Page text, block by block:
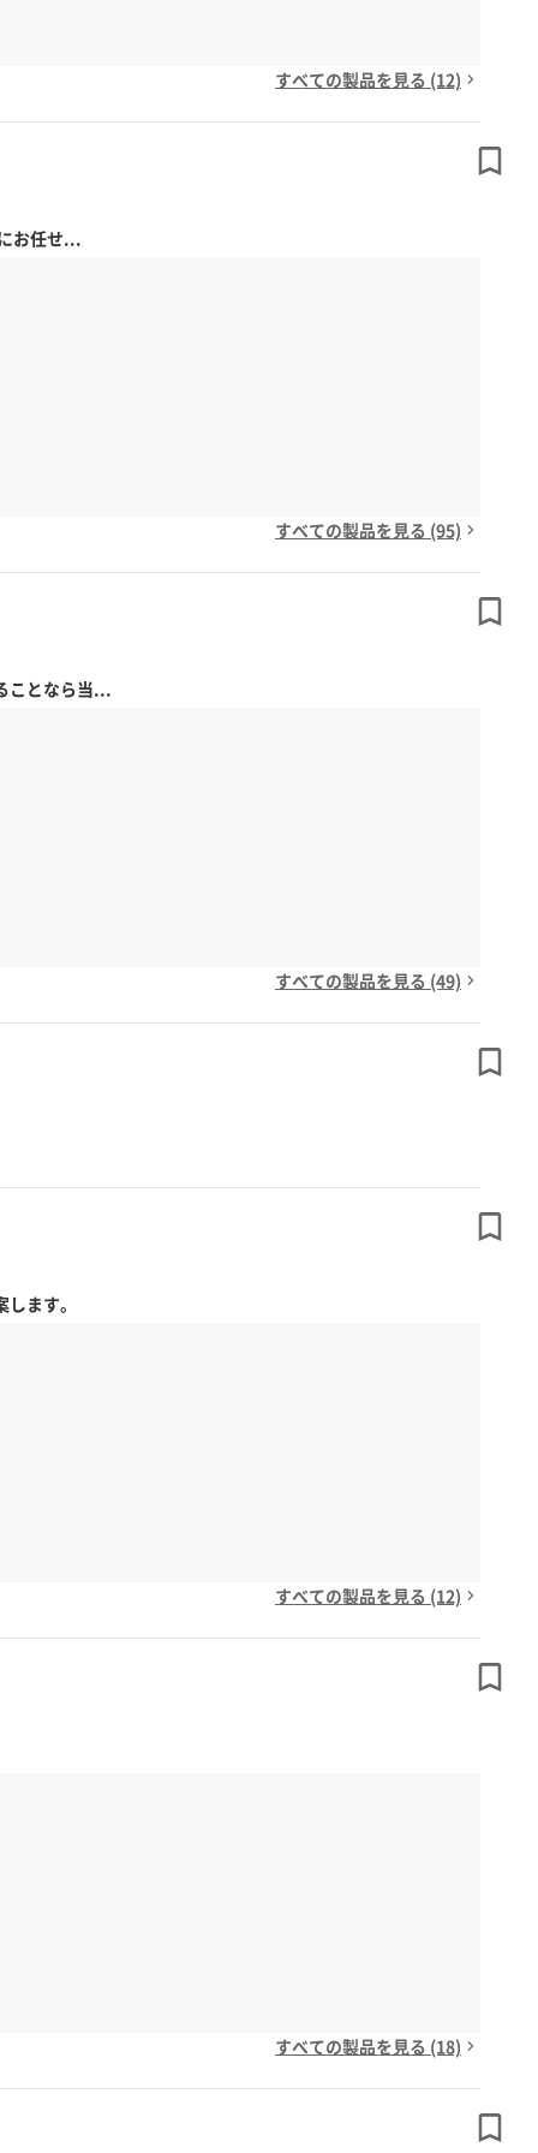
すべての製品を見る (12)
お任せ...
すべての製品を見る (95)
ことなら当...
すべての製品を見る (49)
ます。
すべての製品を見る (12)
すべての製品を見る (18)